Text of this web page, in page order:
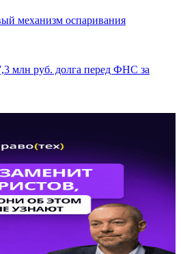
механизм оспаривания
млн руб. долга перед ФНС за